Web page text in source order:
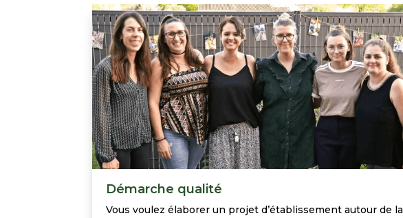
Démarche qualité
Vous voulez élaborer un projet d’établissement autour de la